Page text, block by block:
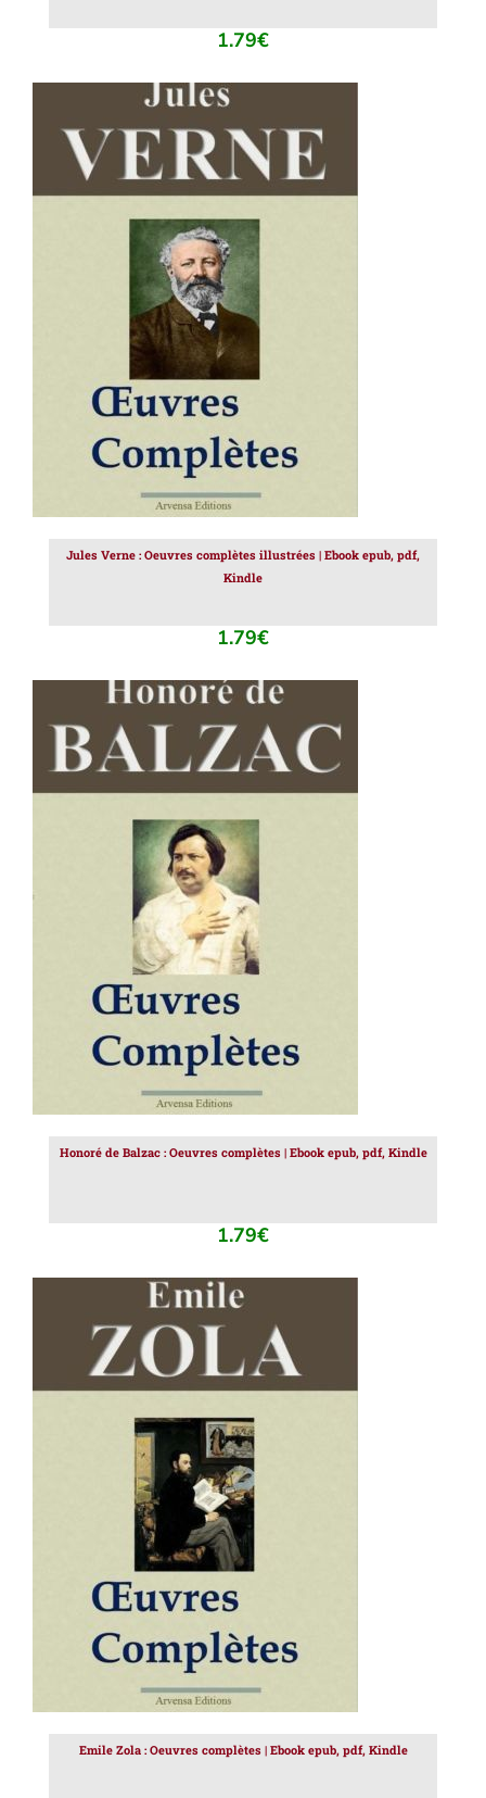
1.79€
AJOUTER AU PANIER /
Jules Verne : Oeuvres complètes illustrées | Ebook epub, pdf,
Kindle
1.79€
AJOUTER AU PANIER / DÉTAILS
Honoré de Balzac : Oeuvres complètes | Ebook epub, pdf, Kindle
1.79€
AJOUTER AU PANIER /
Emile Zola : Oeuvres complètes | Ebook epub, pdf, Kindle